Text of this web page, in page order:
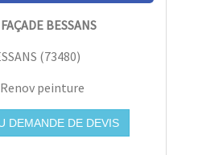
BESSANS
(73480)
Renov peinture
DEMANDE DE DEVIS